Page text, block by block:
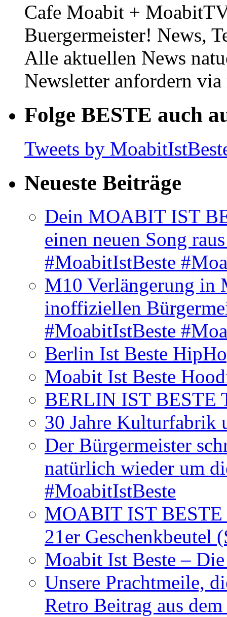
Cafe Moabit +
Buergermeister! News,
Alle aktuellen News
Newsletter anfordern
Folge BESTE auch
Tweets by
Neueste Beiträge
Dein MOABIT IST
einen neuen Song
#MoabitIstBeste
M10 Verlängerung in
inoffiziellen
#MoabitIstBeste
Berlin Ist Beste
Moabit Ist Beste
BERLIN IST BESTE
30 Jahre Kulturfabrik
Der Bürgermeister
natürlich wieder um
#MoabitIstBeste
MOABIT IST BESTE
21er Geschenkbeutel
Moabit Ist Beste –
Unsere Prachtmeile,
Retro Beitrag aus